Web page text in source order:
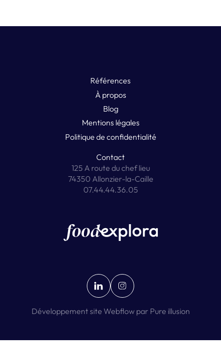
Développement site Webflow par Pure illusion
Références
À propos
Blog
Mentions légales
Politique de confidentialité
Contact
125 A route du chef lieu
74350 Allonzier-la-Caille
07.44.44.36.05